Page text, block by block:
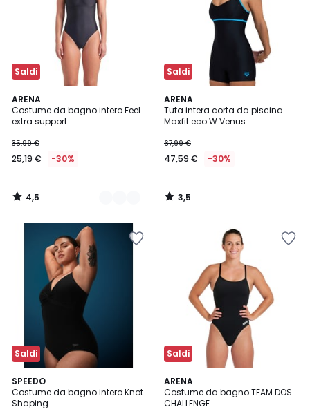
Saldi
ARENA
Costume da bagno intero Feel
extra support
35,99 €
25,19 € -30%
4,5
/ 5
2
Colori
4,5
/
Saldi
ARENA
Tuta intera corta da piscina
Maxfit eco W Venus
67,99 €
47,59 € -30%
3,5
/ 5
3,5
/
Saldi
SPEEDO
Costume da bagno intero Knot
Shaping
Saldi
ARENA
Costume da bagno TEAM DOS
CHALLENGE
3
Colori